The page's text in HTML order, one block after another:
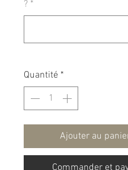
? *
Quantité *
Ajouter au